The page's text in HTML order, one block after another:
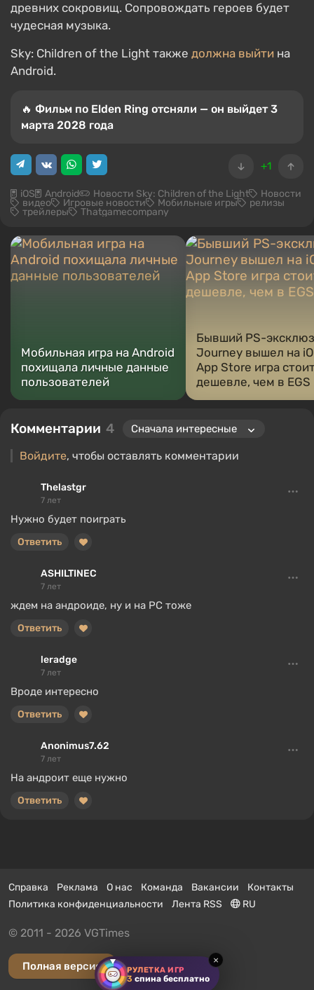
РУЛЕТКА ИГР
3 спина бесплатно
×
древних сокровищ. Сопровождать героев будет
чудесная музыка.
Sky: Children of the Light также должна выйти на
Android.
🔥 Фильм по Elden Ring отсняли — он выйдет 3
марта 2028 года
+1
iOS Android Новости Sky: Children of the Light Новости
видео Игровые новости Мобильные игры релизы
трейлеры Thatgamecompany
Мобильная игра на Android
похищала личные данные
пользователей
Бывший PS-
Journey вышел на
App Store игра
дешевле, чем в EGS
Комментарии 4
Войдите, чтобы оставлять комментарии
Thelastgr
7 лет
Нужно будет поиграть
Ответить
ASHILTINEC
7 лет
ждем на андроиде, ну и на PC тоже
Ответить
leradge
7 лет
Вроде интересно
Ответить
Anonimus7.62
7 лет
На андроит еще нужно
Ответить
Справка Реклама О нас Команда Вакансии
Контакты
Политика конфиденциальности
Лента RSS RU
© 2011 - 2026 VGTimes
Полная версия